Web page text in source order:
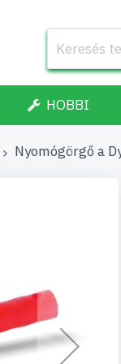
HOBBI
Nyomógörgő a